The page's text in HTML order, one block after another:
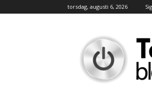
torsdag, augusti 6, 2026